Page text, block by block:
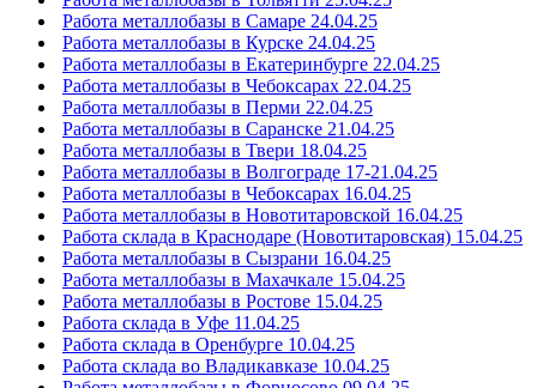
Работа металлобазы в Самаре 24.04.25
Работа металлобазы в Курске 24.04.25
Работа металлобазы в Екатеринбурге 22.04.25
Работа металлобазы в Чебоксарах 22.04.25
Работа металлобазы в Перми 22.04.25
Работа металлобазы в Саранске 21.04.25
Работа металлобазы в Твери 18.04.25
Работа металлобазы в Волгограде 17-21.04.25
Работа металлобазы в Чебоксарах 16.04.25
Работа металлобазы в Новотитаровской 16.04.25
Работа склада в Краснодаре (Новотитаровская) 15.04.25
Работа металлобазы в Сызрани 16.04.25
Работа металлобазы в Махачкале 15.04.25
Работа металлобазы в Ростове 15.04.25
Работа склада в Уфе 11.04.25
Работа склада в Оренбурге 10.04.25
Работа склада во Владикавказе 10.04.25